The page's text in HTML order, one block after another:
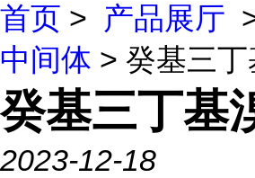
首页 > 产品展厅
中间体 > 癸基三
癸基三丁基
2023-12-18